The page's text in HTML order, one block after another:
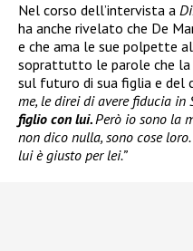
Nel corso dell’intervista a
ha anche rivelato che De
e che ama le sue polpette
soprattutto le parole che la
sul futuro di sua figlia e del
me, le direi di avere fiducia in
figlio con lui.Però io sono la
non dico nulla, sono cose
lui è giusto per lei.”